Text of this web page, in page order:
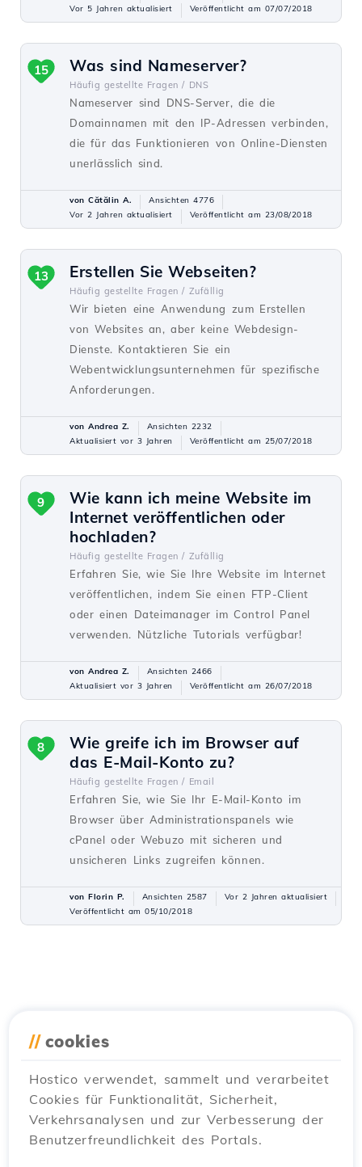
Vor 5 Jahren aktualisiert
Veröffentlicht am 07/07/2018
Was sind Nameserver?
Häufig gestellte Fragen / DNS
Nameserver sind DNS-Server, die die
Domainnamen mit den IP-Adressen verbinden,
die für das Funktionieren von Online-Diensten
unerlässlich sind.
15
von Cătălin A.
Ansichten 4776
Vor 2 Jahren aktualisiert
Veröffentlicht am 23/08/2018
Erstellen Sie Webseiten?
Häufig gestellte Fragen / Zufällig
Wir bieten eine Anwendung zum Erstellen
von Websites an, aber keine Webdesign-
Dienste. Kontaktieren Sie ein
Webentwicklungsunternehmen für spezifische
Anforderungen.
13
von Andrea Z.
Ansichten 2232
Aktualisiert vor 3 Jahren
Veröffentlicht am 25/07/2018
Wie kann ich meine Website im
Internet veröffentlichen oder
hochladen?
Häufig gestellte Fragen / Zufällig
Erfahren Sie, wie Sie Ihre Website im Internet
veröffentlichen, indem Sie einen FTP-Client
oder einen Dateimanager im Control Panel
verwenden. Nützliche Tutorials verfügbar!
9
von Andrea Z.
Ansichten 2466
Aktualisiert vor 3 Jahren
Veröffentlicht am 26/07/2018
Wie greife ich im Browser auf
das E-Mail-Konto zu?
Häufig gestellte Fragen / Email
Erfahren Sie, wie Sie Ihr E-Mail-Konto im
Browser über Administrationspanels wie
cPanel oder Webuzo mit sicheren und
unsicheren Links zugreifen können.
8
von Florin P. Ansichten 2587
Vor 2 Jahren aktualisiert
Veröffentlicht am 05/10/2018
// cookies
Hostico verwendet, sammelt und verarbeitet
Cookies für Funktionalität, Sicherheit,
Verkehrsanalysen und zur Verbesserung der
Benutzerfreundlichkeit des Portals.